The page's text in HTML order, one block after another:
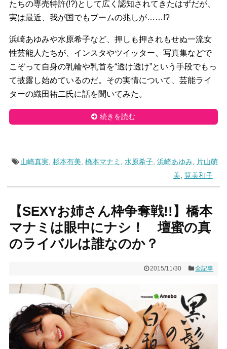
たちの専売特許(!?)として広く認知されてきたはずだが、
実は最近、我が国でもブームの兆しが……!?
浜崎あゆみや水原希子など、押しも押されもせぬ一流女
性芸能人たちが、インスタやツイッター、写真集などで
こぞって自身の乳輪や乳首を“透け透け”という手段でもっ
て披露し始めているのだ。その実情について、芸能ライ
ターの織田祐二氏に話を聞いてみた。
続きを読む
山崎真実, 杉本有美 橋本マナミ 水原希子, 浜崎あゆみ
片山萌
美 筧美和子
【SEXYお姉さん枠争奪戦!!】橋本
マナミは眼中にナシ！ 壇蜜の真
のライバルは誰なのか？
2015/11/30 全記事